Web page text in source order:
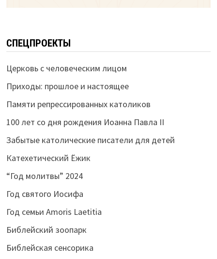
СПЕЦПРОЕКТЫ
Церковь с человеческим лицом
Приходы: прошлое и настоящее
Памяти репрессированных католиков
100 лет со дня рождения Иоанна Павла II
Забытые католические писатели для детей
Катехетический Ёжик
“Год молитвы” 2024
Год святого Иосифа
Год семьи Amoris Laetitia
Библейский зоопарк
Библейская сенсорика